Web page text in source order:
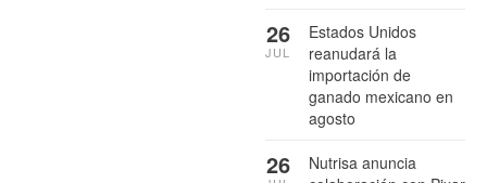
Estados Unidos
reanudará la
importación de
ganado mexicano en
agosto
26
JUL
Nutrisa anuncia
26